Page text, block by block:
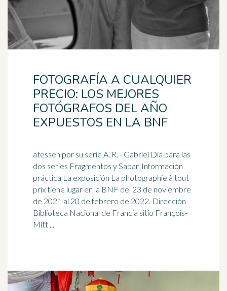
FOTOGRAFÍA A CUALQUIER
PRECIO: LOS MEJORES
FOTÓGRAFOS DEL AÑO
EXPUESTOS EN LA BNF
atessen por su serie A. R. - Gabriel Dia para las
dos series Fragmentos y Sabar. Información
práctica La exposición La photographie à tout
prix tiene lugar en la BNF del 23 de noviembre
de 2021 al 20 de febrero de 2022. Dirección
Biblioteca Nacional de Francia sitio François-
Mitt ...